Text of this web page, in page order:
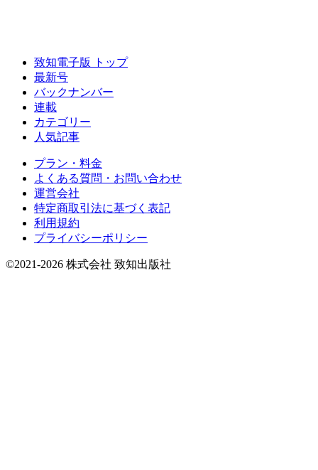
致知電子版 トップ
最新号
バックナンバー
連載
カテゴリー
人気記事
プラン・料金
よくある質問・お問い合わせ
運営会社
特定商取引法に基づく表記
利用規約
プライバシーポリシー
©2021-2026 株式会社 致知出版社